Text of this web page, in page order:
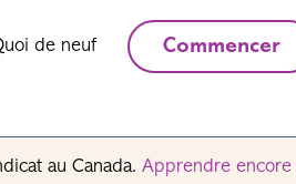
de neuf Commencer
au Canada. Apprendre encore